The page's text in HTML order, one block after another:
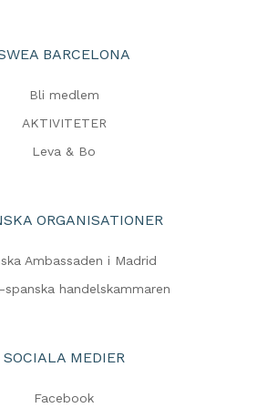
BARCELONA
Bli medlem
AKTIVITETER
Leva & Bo
ORGANISATIONER
Ambassaden i Madrid
spanska handelskammaren
SOCIALA MEDIER
Facebook